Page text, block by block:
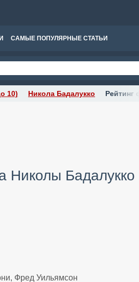
САМЫЕ ПОПУЛЯРНЫЕ СТАТЬИ
10) Никола Бадалукко Рейтинг
Николы Бадалукко
Фред Уильямсон